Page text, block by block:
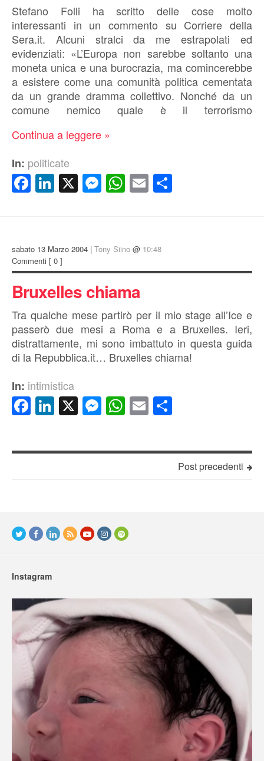
Stefano Folli ha scritto delle cose molto
interessanti in un commento su Corriere della
Sera.it. Alcuni stralci da me estrapolati ed
evidenziati: «L’Europa non sarebbe soltanto una
moneta unica e una burocrazia, ma comincerebbe
a esistere come una comunità politica cementata
da un grande dramma collettivo. Nonché da un
comune nemico quale è il terrorismo
Continua a leggere »
In: politicate
Facebook
LinkedIn
X Messenger
WhatsApp
Email
sabato 13 Marzo 2004 | Tony Siino @ 10:48
Commenti [ 0 ]
Bruxelles chiama
Tra qualche mese partirò per il mio stage all’Ice e
passerò due mesi a Roma e a Bruxelles. Ieri,
distrattamente, mi sono imbattuto in questa guida
di la Repubblica.it… Bruxelles chiama!
In: intimistica
Facebook
LinkedIn
X Messenger
WhatsApp
Email
Post precedenti
Instagram